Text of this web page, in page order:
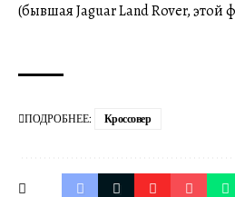
(бывшая Jaguar Land Rover, этой
ПОДРОБНЕЕ: Кроссовер